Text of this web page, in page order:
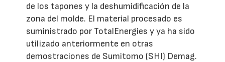
de los tapones y la deshumidificación de la
zona del molde. El material procesado es
suministrado por TotalEnergies y ya ha sido
utilizado anteriormente en otras
demostraciones de Sumitomo (SHI) Demag.